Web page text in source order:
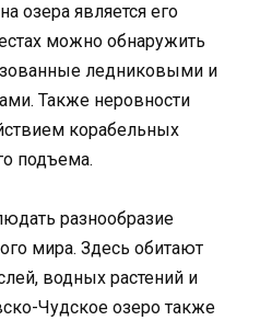
озера является его
можно обнаружить
ледниковыми и
Также неровности
корабельных
подъема.
разнообразие
мира. Здесь обитают
водных растений и
Чудское озеро также